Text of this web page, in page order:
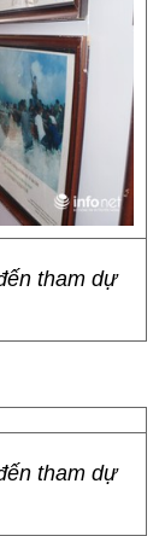
tham dự
tham dự